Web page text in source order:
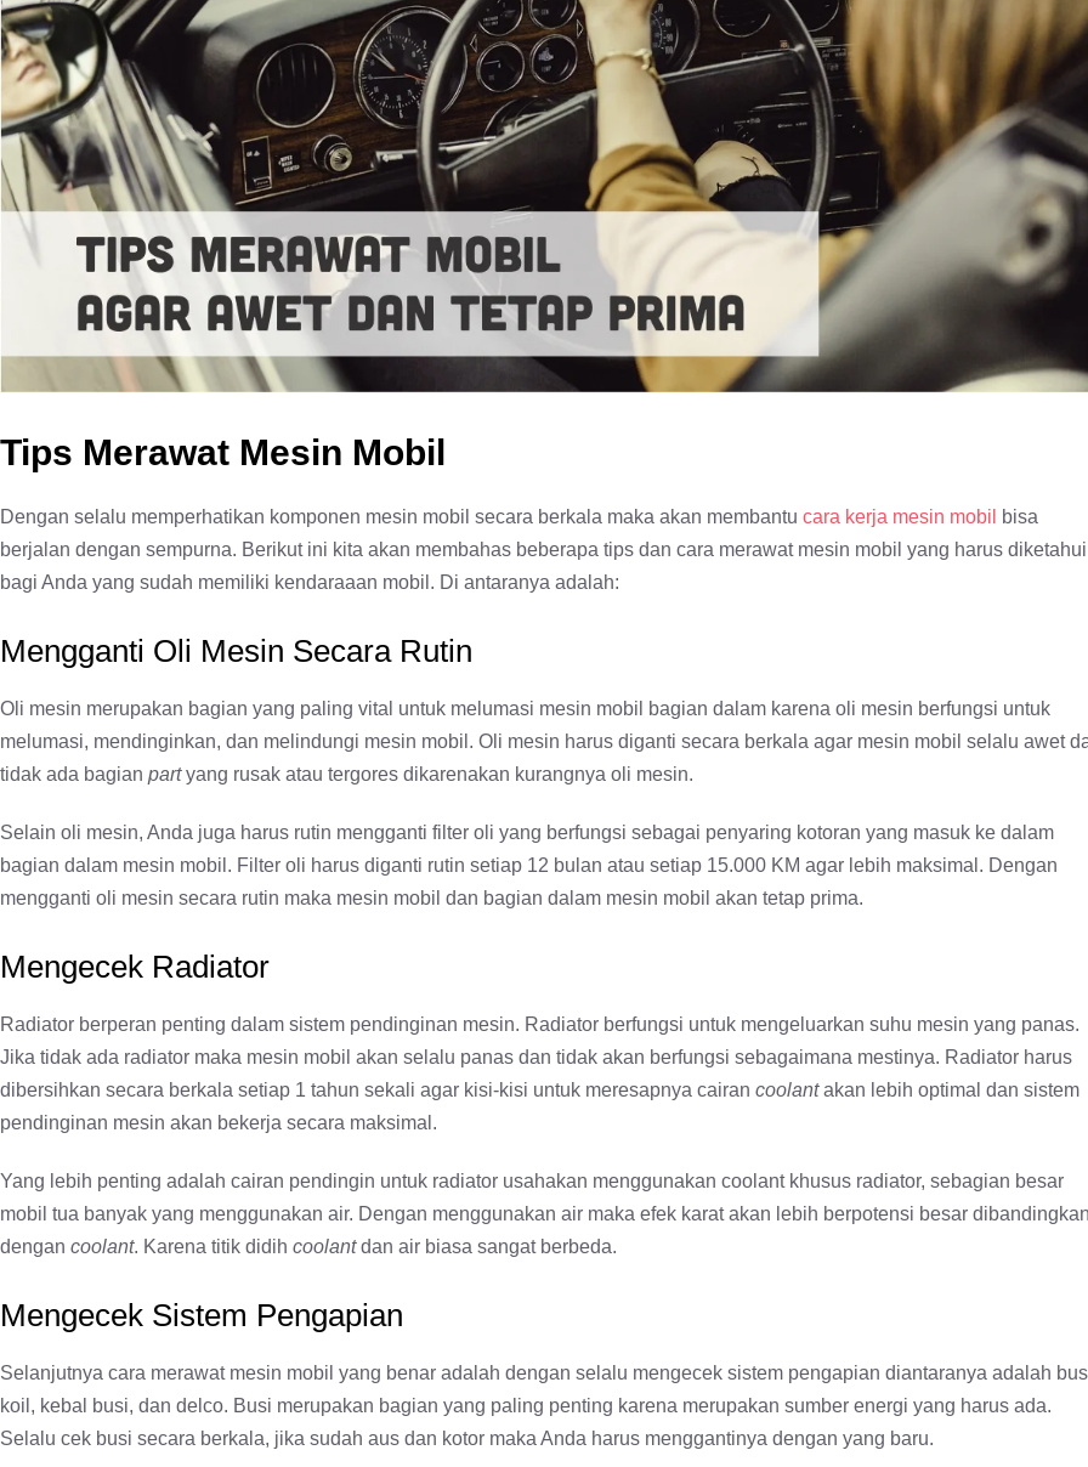
Tips Merawat Mesin Mobil
Dengan selalu memperhatikan komponen mesin mobil secara berkala maka akan membantu cara kerja mesin mobil
bisa
berjalan dengan sempurna. Berikut ini kita akan membahas beberapa tips dan cara merawat mesin mobil yang harus diketahui
bagi Anda yang sudah memiliki kendaraaan mobil. Di antaranya adalah:
Mengganti Oli Mesin Secara Rutin
Oli mesin merupakan bagian yang paling vital untuk melumasi mesin mobil bagian dalam karena oli mesin berfungsi untuk
melumasi, mendinginkan, dan melindungi mesin mobil. Oli mesin harus diganti secara berkala agar mesin mobil selalu awet
tidak ada bagian partyang rusak atau tergores dikarenakan kurangnya oli mesin.
Selain oli mesin, Anda juga harus rutin mengganti filter oli yang berfungsi sebagai penyaring kotoran yang masuk ke dalam
bagian dalam mesin mobil. Filter oli harus diganti rutin setiap 12 bulan atau setiap 15.000 KM agar lebih maksimal. Dengan
mengganti oli mesin secara rutin maka mesin mobil dan bagian dalam mesin mobil akan tetap prima.
Mengecek Radiator
Radiator berperan penting dalam sistem pendinginan mesin. Radiator berfungsi untuk mengeluarkan suhu mesin yang panas.
Jika tidak ada radiator maka mesin mobil akan selalu panas dan tidak akan berfungsi sebagaimana mestinya. Radiator harus
dibersihkan secara berkala setiap 1 tahun sekali agar kisi-kisi untuk meresapnya cairan coolantakan lebih optimal dan sistem
pendinginan mesin akan bekerja secara maksimal.
Yang lebih penting adalah cairan pendingin untuk radiator usahakan menggunakan coolant khusus radiator, sebagian besar
mobil tua banyak yang menggunakan air. Dengan menggunakan air maka efek karat akan lebih berpotensi besar
dengan coolant. Karena titik didih coolantdan air biasa sangat berbeda.
Mengecek Sistem Pengapian
Selanjutnya cara merawat mesin mobil yang benar adalah dengan selalu mengecek sistem pengapian diantaranya adalah
koil, kebal busi, dan delco. Busi merupakan bagian yang paling penting karena merupakan sumber energi yang harus ada.
Selalu cek busi secara berkala, jika sudah aus dan kotor maka Anda harus menggantinya dengan yang baru.